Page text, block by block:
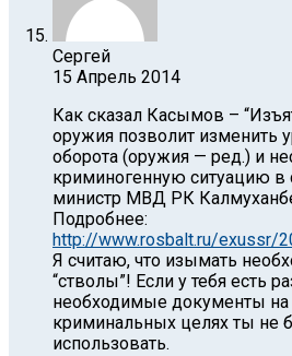
Сергей
15 Апрель 2014
Как сказал Касымов –
оружия позволит изменить
оборота (оружия — ред.) и
криминогенную ситуацию в
министр МВД РК
Подробнее:
http://www.rosbalt.ru/exussr/
Я считаю, что изымать
“стволы”! Если у тебя есть
необходимые документы на
криминальных целях ты не
использовать.